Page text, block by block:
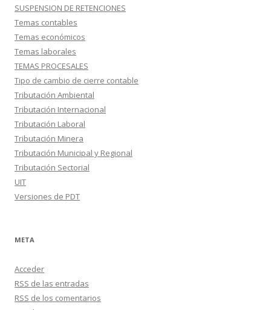
SUSPENSION DE RETENCIONES
Temas contables
Temas económicos
Temas laborales
TEMAS PROCESALES
Tipo de cambio de cierre contable
Tributación Ambiental
Tributación Internacional
Tributación Laboral
Tributación Minera
Tributación Municipal y Regional
Tributación Sectorial
UIT
Versiones de PDT
META
Acceder
RSS de las entradas
RSS de los comentarios